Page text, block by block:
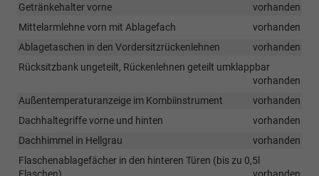
Getränkehalter vorne
vorhanden
Mittelarmlehne vorn mit Ablagefach
vorhanden
Ablagetaschen in den Vordersitzrückenlehnen
vorhanden
Rücksitzbank ungeteilt, Rückenlehnen geteilt umklappbar
vorhanden
Außentemperaturanzeige im Kombiinstrument
vorhanden
Dachhaltegriffe vorne und hinten
vorhanden
Dachhimmel in Hellgrau
vorhanden
Flaschenablagefächer in den hinteren Türen (bis zu 0,5l
Flaschen)
vorhanden